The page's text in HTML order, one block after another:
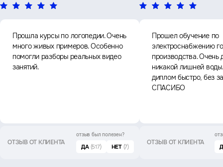
Прошла курсы по логопедии. Очень
много живых примеров. Особенно
помогли разборы реальных видео
занятий.
ОТЗЫВ ОТ КЛИЕНТА
отзыв был полезен?
ДА (517) НЕТ (7)
Прошел обучение по
электроснабжению
производства. Очень
никакой лишней
диплом быстро, без
СПАСИБО
ОТЗЫВ ОТ КЛИЕНТА